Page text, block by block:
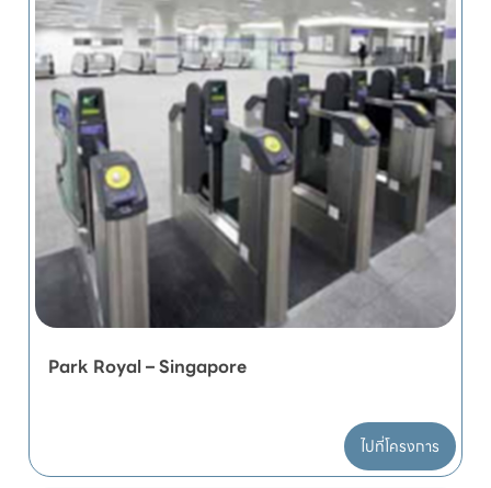
Park Royal – Singapore
ไปที่โครงการ